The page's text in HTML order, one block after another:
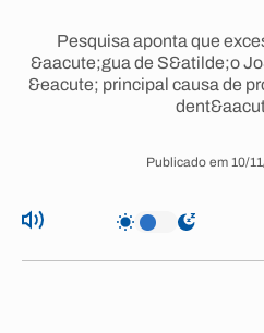
Pesquisa aponta que
&aacute;gua de S&atilde;o
&eacute; principal causa de
Publicado em 10/